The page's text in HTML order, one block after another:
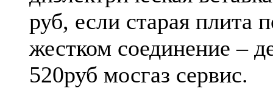
руб, если старая плита
жестком соединение –
520руб мосгаз сервис.